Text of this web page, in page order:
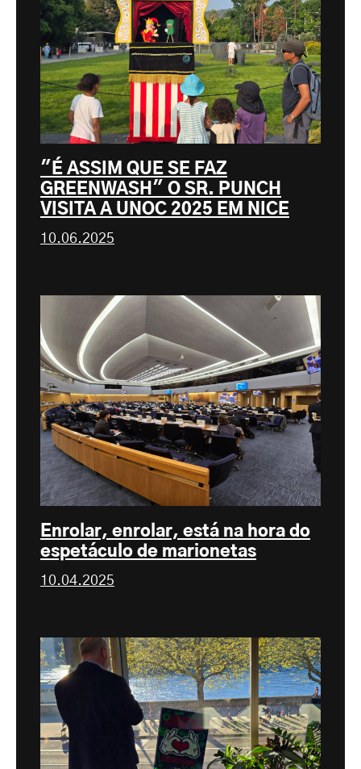
"É ASSIM QUE SE FAZ
GREENWASH" O SR. PUNCH
VISITA A UNOC 2025 EM NICE
10.06.2025
Enrolar, enrolar, está na hora do
espetáculo de marionetas
10.04.2025